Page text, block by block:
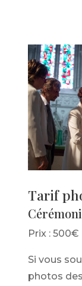
Tarif
Prix : 500€
Si vous
photos